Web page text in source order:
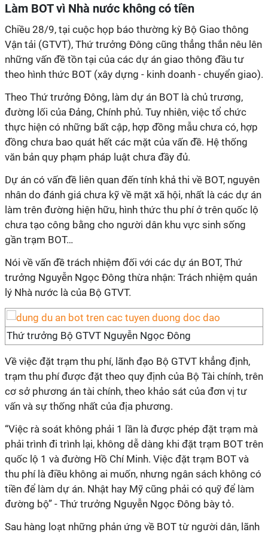
Làm BOT vì Nhà nước không có tiền
Chiều 28/9, tại cuộc họp báo thường kỳ Bộ Giao thông
Vận tải (GTVT), Thứ trưởng Đông cũng thẳng thắn nêu lên
những vấn đề tồn tại của các dự án giao thông đầu tư
theo hình thức BOT (xây dựng - kinh doanh - chuyển giao).
Theo Thứ trưởng Đông, làm dự án BOT là chủ trương,
đường lối của Đảng, Chính phủ. Tuy nhiên, việc tổ chức
thực hiện có những bất cập, hợp đồng mẫu chưa có, hợp
đồng chưa bao quát hết các mặt của vấn đề. Hệ thống
văn bản quy phạm pháp luật chưa đầy đủ.
Dự án có vấn đề liên quan đến tính khả thi về BOT, nguyên
nhân do đánh giá chưa kỹ về mặt xã hội, nhất là các dự án
làm trên đường hiện hữu, hình thức thu phí ở trên quốc lộ
chưa tạo công bằng cho người dân khu vực sinh sống
gần trạm BOT…
Nói về vấn đề trách nhiệm đối với các dự án BOT, Thứ
trưởng Nguyễn Ngọc Đông thừa nhận: Trách nhiệm quản
lý Nhà nước là của Bộ GTVT.
Thứ trưởng Bộ GTVT Nguyễn Ngọc Đông
Về việc đặt trạm thu phí, lãnh đạo Bộ GTVT khẳng định,
trạm thu phí được đặt theo quy định của Bộ Tài chính, trên
cơ sở phương án tài chính, theo khảo sát của đơn vị tư
vấn và sự thống nhất của địa phương.
“Việc rà soát không phải 1 lần là được phép đặt trạm mà
phải trình đi trình lại, không dễ dàng khi đặt trạm BOT trên
quốc lộ 1 và đường Hồ Chí Minh. Việc đặt trạm BOT và
thu phí là điều không ai muốn, nhưng ngân sách không có
tiền để làm dự án. Nhật hay Mỹ cũng phải có quỹ để làm
đường bộ” - Thứ trưởng Nguyễn Ngọc Đông bày tỏ.
Sau hàng loạt những phản ứng về BOT từ người dân, lãnh